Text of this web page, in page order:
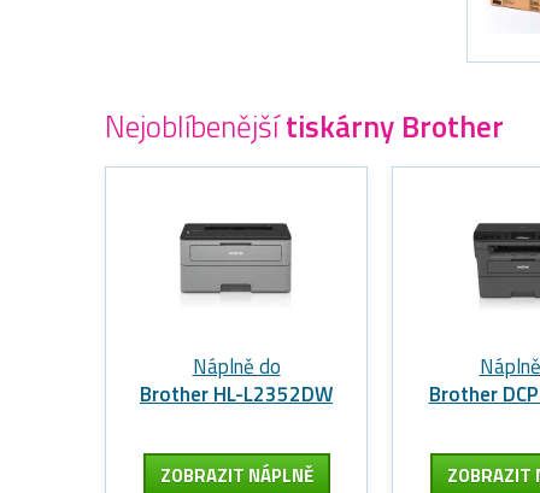
Nejoblíbenějšítiskárny Brother
Náplně do
Brother HL-L2352DW
ZOBRAZIT NÁPLNĚ
Brother
ZOBRAZIT